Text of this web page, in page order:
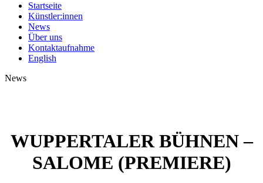
Startseite
Künstler:innen
News
Über uns
Kontaktaufnahme
English
News
WUPPERTALER BÜHNEN –
SALOME (PREMIERE)